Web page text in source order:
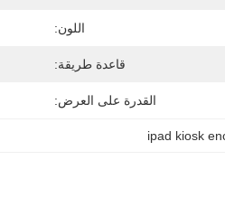
اللون:
قاعدة طريقة:
القدرة على العرض:
ipad kiosk